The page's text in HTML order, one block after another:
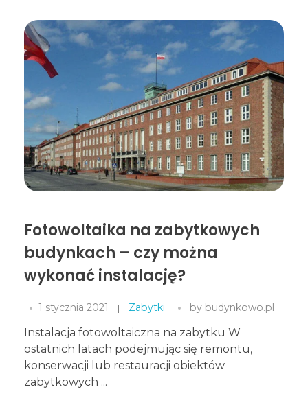
Fotowoltaika na zabytkowych
budynkach – czy można
wykonać instalację?
1 stycznia 2021 Zabytki by budynkowo.pl
Instalacja fotowoltaiczna na zabytku W
ostatnich latach podejmując się remontu,
konserwacji lub restauracji obiektów
zabytkowych ...